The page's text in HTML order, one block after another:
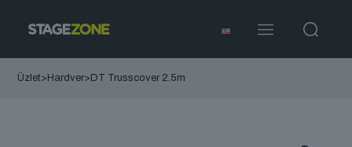
Üzlet> Hardver> DT Trusscover 2.5m